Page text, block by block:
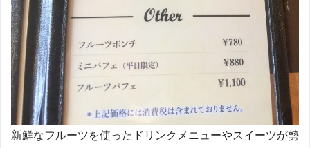
新鮮なフルーツを使ったドリンクメニューやスイーツが勢